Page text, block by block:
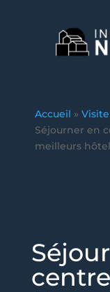
Accueil » Visite
Séjourner en
meilleurs